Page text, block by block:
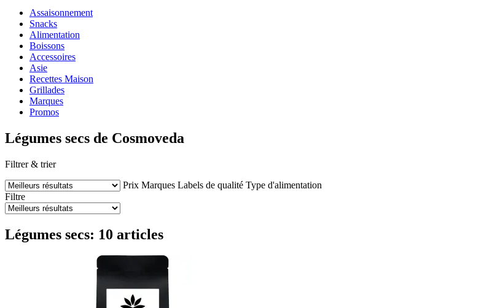
Assaisonnement
Snacks
Alimentation
Boissons
Accessoires
Asie
Recettes Maison
Grillades
Marques
Promos
Légumes secs de Cosmoveda
Filtrer & trier
Prix Marques Labels de qualité Type d'alimentation
Filtre
Légumes secs: 10 articles